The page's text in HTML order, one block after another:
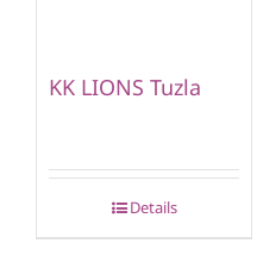
KK LIONS Tuzla
Details